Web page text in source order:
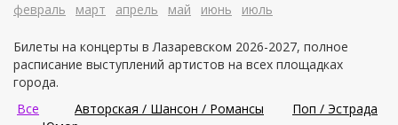
февраль
март апрель май июнь июль
Билеты на концерты в Лазаревском 2026-2027, полное
расписание выступлений артистов на всех площадках
города.
Все
Авторская / Шансон / Романсы
Поп / Эстрада